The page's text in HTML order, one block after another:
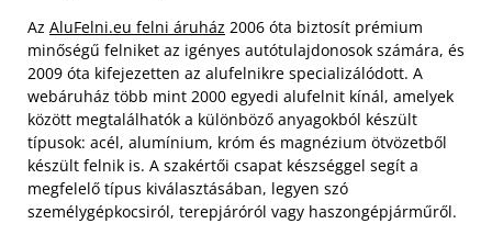
Az AluFelni.eu felni áruház 2006 óta biztosít prémium
minőségű felniket az igényes autótulajdonosok számára, és
2009 óta kifejezetten az alufelnikre specializálódott. A
webáruház több mint 2000 egyedi alufelnit kínál, amelyek
között megtalálhatók a különböző anyagokból készült
típusok: acél, alumínium, króm és magnézium ötvözetből
készült felnik is. A szakértői csapat készséggel segít a
megfelelő típus kiválasztásában, legyen szó
személygépkocsiról, terepjáróról vagy haszongépjárműről.